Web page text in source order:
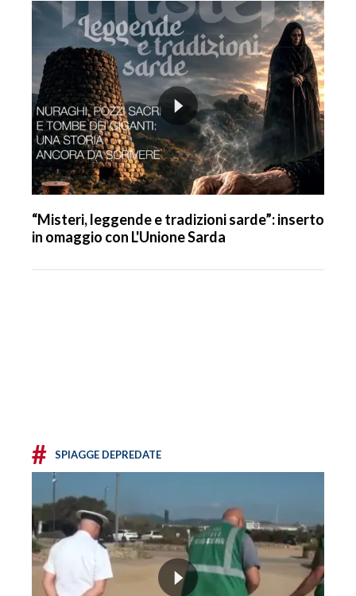
“Misteri, leggende e tradizioni sarde”: inserto
in omaggio con L'Unione Sarda
# SPIAGGE DEPREDATE